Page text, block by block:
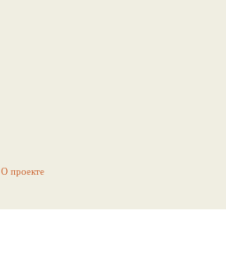
О проекте